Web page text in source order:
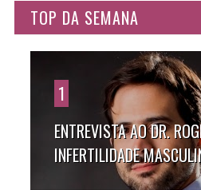
TOP DA SEMANA
1
ENTREVISTA AO DR.
INFERTILIDADE